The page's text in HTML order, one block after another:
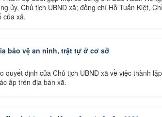
ủy, Chủ tịch UBND xã; đồng chí Hồ Tuấn Kiệt,
của xã.
bảo vệ an ninh, trật tự ở cơ sở
định của Chủ tịch UBND xã về việc thành
ấp trên địa bàn xã.